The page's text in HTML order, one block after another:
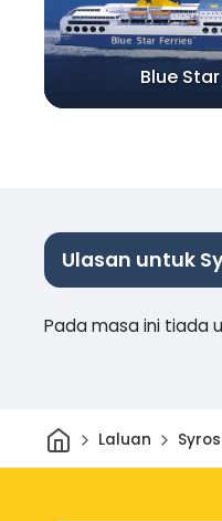
Blue
Ulasan untuk
Pada masa ini tiada
Rumah
Laluan